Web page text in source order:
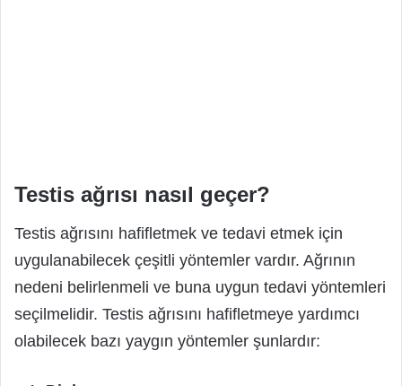
Testis ağrısı nasıl geçer?
Testis ağrısını hafifletmek ve tedavi etmek için
uygulanabilecek çeşitli yöntemler vardır. Ağrının
nedeni belirlenmeli ve buna uygun tedavi yöntemleri
seçilmelidir. Testis ağrısını hafifletmeye yardımcı
olabilecek bazı yaygın yöntemler şunlardır: